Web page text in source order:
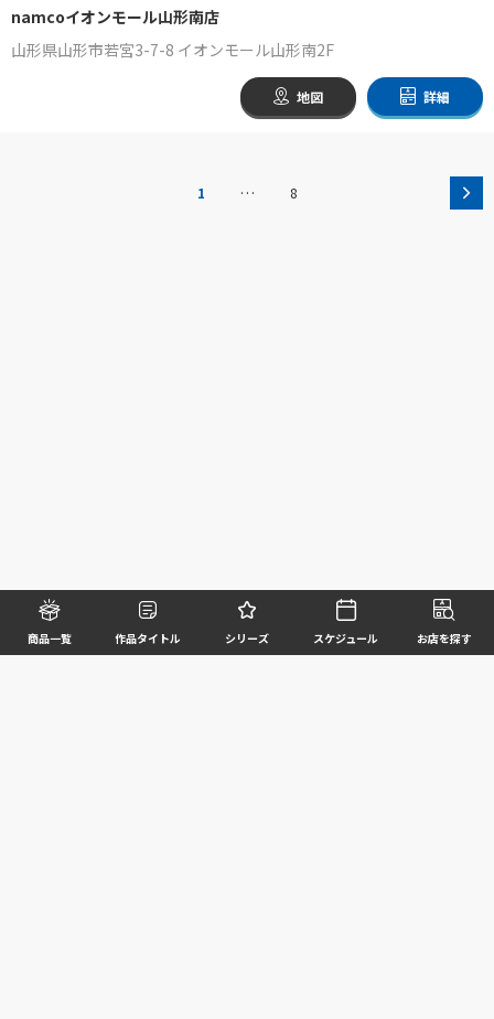
商品一覧 作品タイトル シリーズ スケジュール お店を探す
namcoイオンモール山形南店
山形県山形市若宮3-7-8 イオンモール山形南2F
地図 詳細
1 … 8